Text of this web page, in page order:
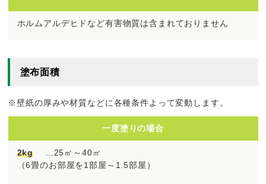
ホルムアルデヒドなど有害物質は含まれておりません
塗布面積
※壁紙の厚みや材質などに各種条件よって変動します。
一度塗りの場合
2kg …25㎡～40㎡
（6畳のお部屋を1部屋～1.5部屋）